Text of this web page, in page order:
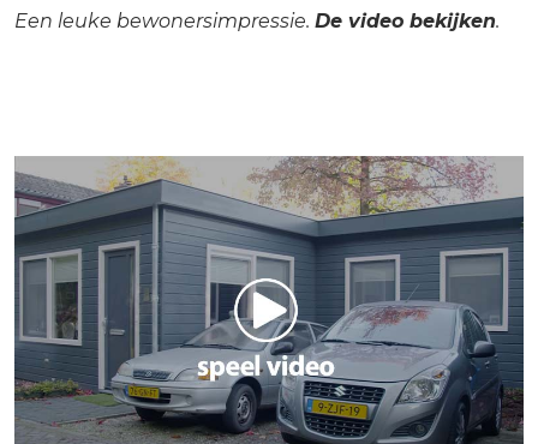
Een leuke bewonersimpressie. De video bekijken.